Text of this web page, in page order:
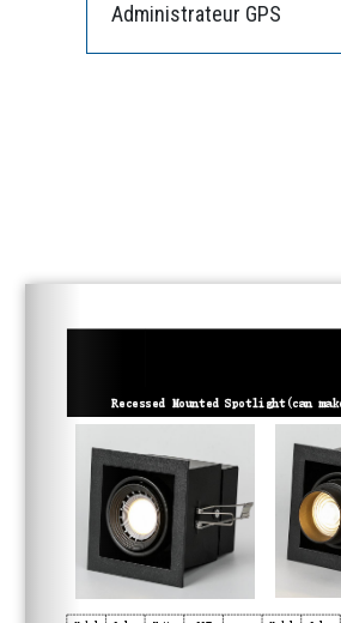
Administrateur GPS